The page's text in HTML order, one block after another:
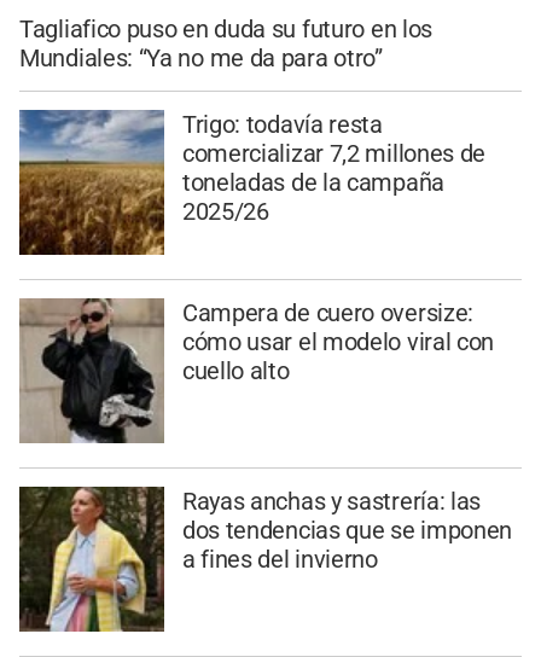
Tagliafico puso en duda su futuro en los
Mundiales: “Ya no me da para otro”
Trigo: todavía resta
comercializar 7,2 millones de
toneladas de la campaña
2025/26
Campera de cuero oversize:
cómo usar el modelo viral con
cuello alto
Rayas anchas y sastrería: las
dos tendencias que se imponen
a fines del invierno